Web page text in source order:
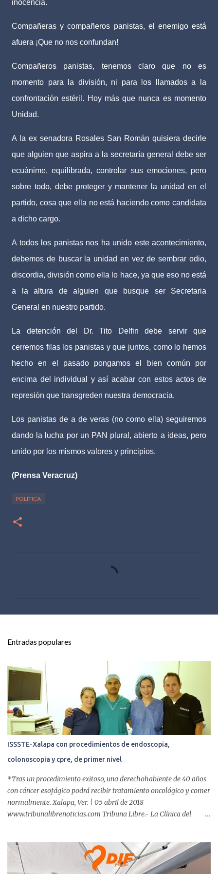
inocencia.
Compañeras y compañeros panistas, el enemigo está
afuera ¡Que no nos confundan!
Compañeros panistas, tenemos claro que no es
momento para la división, ni para los llamados a la
confrontación estéril. Hoy más que nunca es momento
Unidad.
A la ex senadora Rosales San Román quisiera decirle
que alguien que aspira a la secretaría general debe ser
ecuánime, equilibrada, controlar sus emociones, pero
sobre todo, debe proteger y mantener la unidad en el
partido, cosa que ella no está haciendo como candidata
a dicho cargo.
A todos los panistas nos ha unido este acontecimiento,
debemos de buscar la unidad en vez de sembrar odio,
discordia, división como ella lo hace, ya que eso no está
a la altura de alguien que busque ser Secretaria
General en nuestro partido.
La detención del Dr. Tito Delfin debe servir que
cerremos filas los panistas y que juntos, como lo hemos
hecho en el pasado pongamos el bien común por
encima del individual y así acabar con estos actos de
represión que transgreden nuestra democracia.
Los panistas de a de veras (no como ella) seguiremos
dando la lucha por un PAN plural, abierto a ideas, pero
unido por los mismos valores y principios.
(Prensa Veracruz)
POLITICA
s
Entradas populares
ISSSTE-Xalapa con procedimientos de endoscopia,
colonoscopia y cpre, de primer nivel
*Tras un procedimiento exitoso, una derechohabiente de 40 años
con cáncer esofágico podrá recibir tratamiento oncológico y comer
normalmente. Xalapa, Ver. | 05 abril de 2018
www.tribunalibrenoticias.com Tribuna Libre.- La Clínica del
incluyen endoscopia, colonoscopia y colangiopancreatografía
retrógrada endoscópica (CPRE), con equipo de alta tecnología de